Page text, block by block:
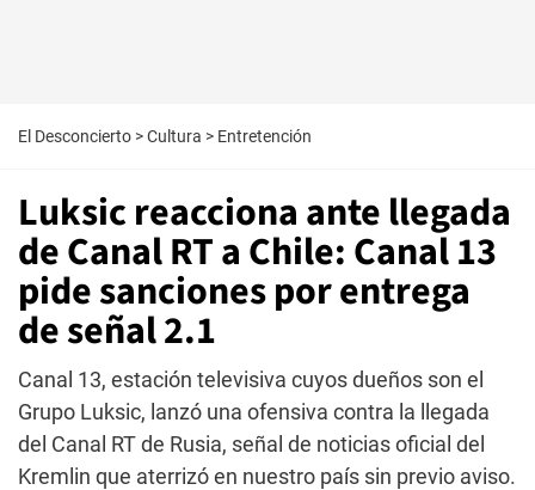
El Desconcierto >Cultura > Entretención
Luksic reacciona ante llegada
de Canal RT a Chile: Canal 13
pide sanciones por entrega
de señal 2.1
Canal 13, estación televisiva cuyos dueños son el
Grupo Luksic, lanzó una ofensiva contra la llegada
del Canal RT de Rusia, señal de noticias oficial del
Kremlin que aterrizó en nuestro país sin previo aviso.